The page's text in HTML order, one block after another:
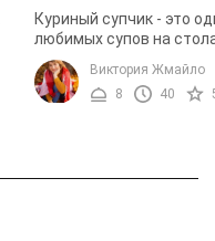
Куриный супчик - это
любимых супов на
Простое сытное блюдо
утоляет голод, а для его
приготовления не
Виктория Жмайло
8
40